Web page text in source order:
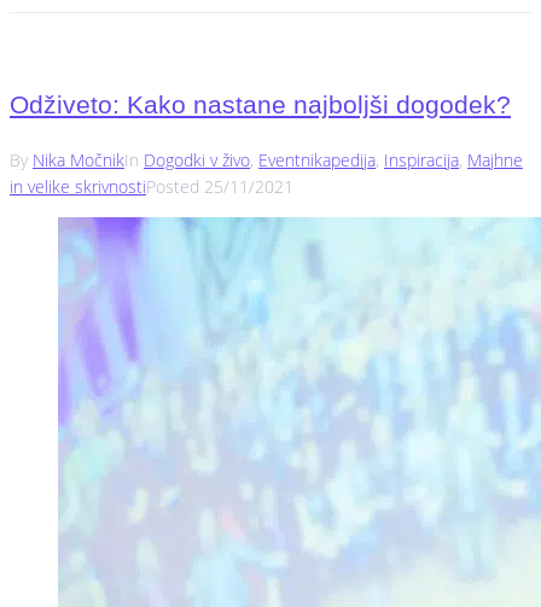
Odživeto: Kako nastane najboljši dogodek?
By Nika MočnikIn Dogodki v živo, Eventnikapedija, Inspiracija, Majhne
in velike skrivnostiPosted 25/11/2021